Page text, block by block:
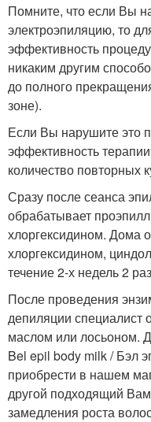
Помните, что если Вы
электроэпиляцию, то
эффективность
никаким другим
до полного
зоне).
Если Вы нарушите это
эффективность
количество повторных
Сразу после сеанса
обрабатывает
хлоргексидином. Дома
хлоргексидином,
течение 2-х недель 2
После проведения
депиляции специалист
маслом или лосьоном.
Bel epil body milk / Бэл
приобрести в нашем
другой подходящий
замедления роста